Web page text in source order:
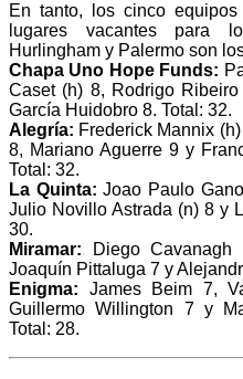
En tanto, los cinco
lugares vacantes para
Hurlingham y Palermo son
Chapa Uno Hope Funds:
Caset (h) 8, Rodrigo
García Huidobro 8. Total: 32.
Alegría: Frederick Mannix
8, Mariano Aguerre 9 y
Total: 32.
La Quinta:Joao Paulo
Julio Novillo Astrada (n) 8 y
30.
Miramar:
Diego
Joaquín Pittaluga 7 y
Enigma: James Beim 7,
Guillermo Willington 7 y
Total: 28.